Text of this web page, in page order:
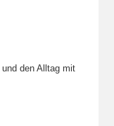
den Alltag mit